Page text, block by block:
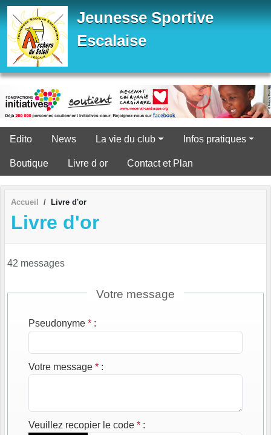
Jeunesse Sportive
Escalaise
Edito News La vie du club Infos pratiques
Boutique Livre d or Contact et Plan
Accueil Livre d'or
Livre d'or
42 messages
Votre message
Pseudonyme * :
Votre message * :
Veuillez recopier le code * :
Panneau de gestion des cookies